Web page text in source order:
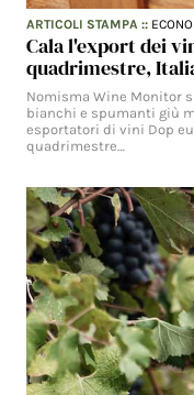
ARTICOLI STAMPA ::
Cala l'export dei
quadrimestre,
Nomisma Wine Monitor
bianchi e spumanti giù
esportatori di vini Dop
quadrimestre…